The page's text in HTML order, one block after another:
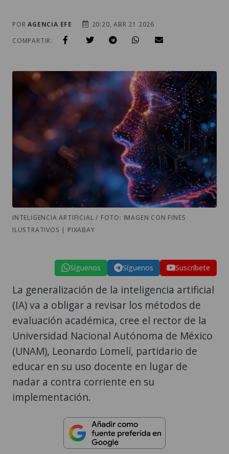
PORAGENCIA EFE
20:20, ABR 21 2026
COMPARTIR:
INTELIGENCIA ARTIFICIAL / FOTO: IMAGEN CON FINES
ILUSTRATIVOS | PIXABAY
Síguenos Síguenos Suscríbete
La generalización de la inteligencia artificial
(IA) va a obligar a revisar los métodos de
evaluación académica, cree el rector de la
Universidad Nacional Autónoma de México
(UNAM), Leonardo Lomelí, partidario de
educar en su uso docente en lugar de
nadar a contra corriente en su
implementación.